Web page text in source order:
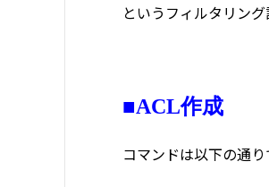
というフィルタリング
■ACL作成
コマンドは以下の通り